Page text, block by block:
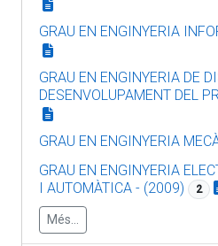
GRAU EN ENGINYERIA
GRAU EN ENGINYERIA DE
DESENVOLUPAMENT DEL
GRAU EN ENGINYERIA
GRAU EN ENGINYERIA
I AUTOMÀTICA - (2009)
2
Més...